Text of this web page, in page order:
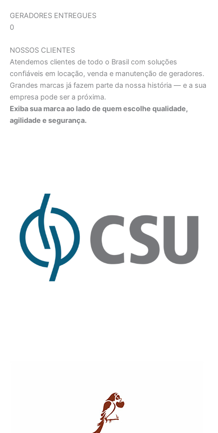
GERADORES ENTREGUES
0
NOSSOS CLIENTES
Atendemos clientes de todo o Brasil com soluções
confiáveis em locação, venda e manutenção de geradores.
Grandes marcas já fazem parte da nossa história — e a sua
empresa pode ser a próxima.
Exiba sua marca ao lado de quem escolhe qualidade,
agilidade e segurança.